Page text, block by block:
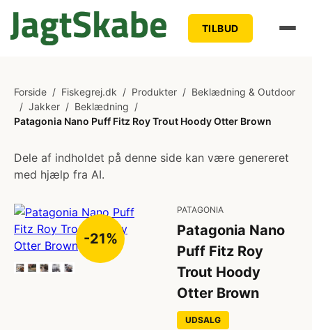
TILBUD
Forside / Fiskegrej.dk / Produkter / Beklædning & Outdoor
/ Jakker / Beklædning /
Patagonia Nano Puff Fitz Roy Trout Hoody Otter Brown
Dele af indholdet på denne side kan være genereret
med hjælp fra AI.
-21%
PATAGONIA
Patagonia Nano
Puff Fitz Roy
Trout Hoody
Otter Brown
UDSALG